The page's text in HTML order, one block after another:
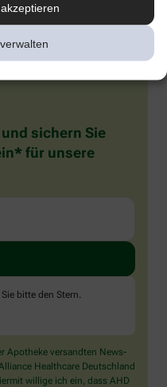
sichern Sie
für unsere
bitte den Stern.
Apotheke versandten News-
Healthcare Deutschland
willige ich ein, dass AHD